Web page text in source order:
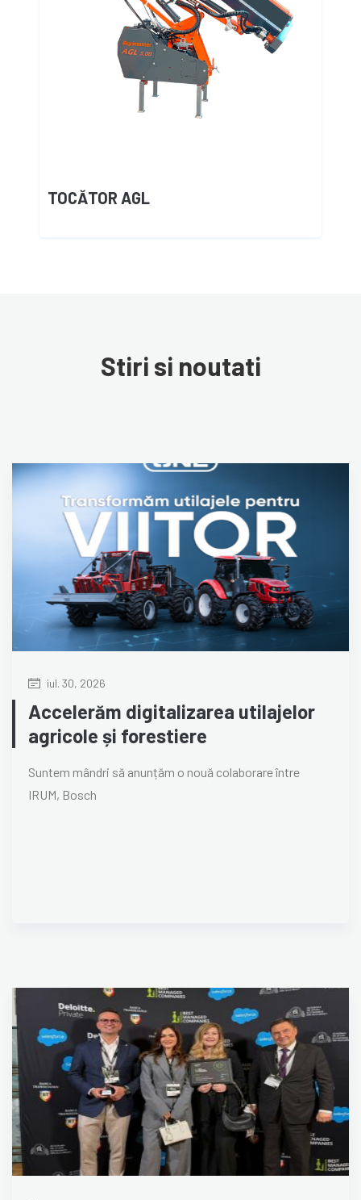
TOCĂTOR AGL
Stiri si noutati
iul. 30, 2026
Accelerăm digitalizarea utilajelor
agricole și forestiere
Suntem mândri să anunțăm o nouă colaborare între
IRUM, Bosch